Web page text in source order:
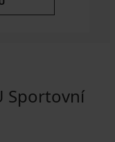
Sportovní